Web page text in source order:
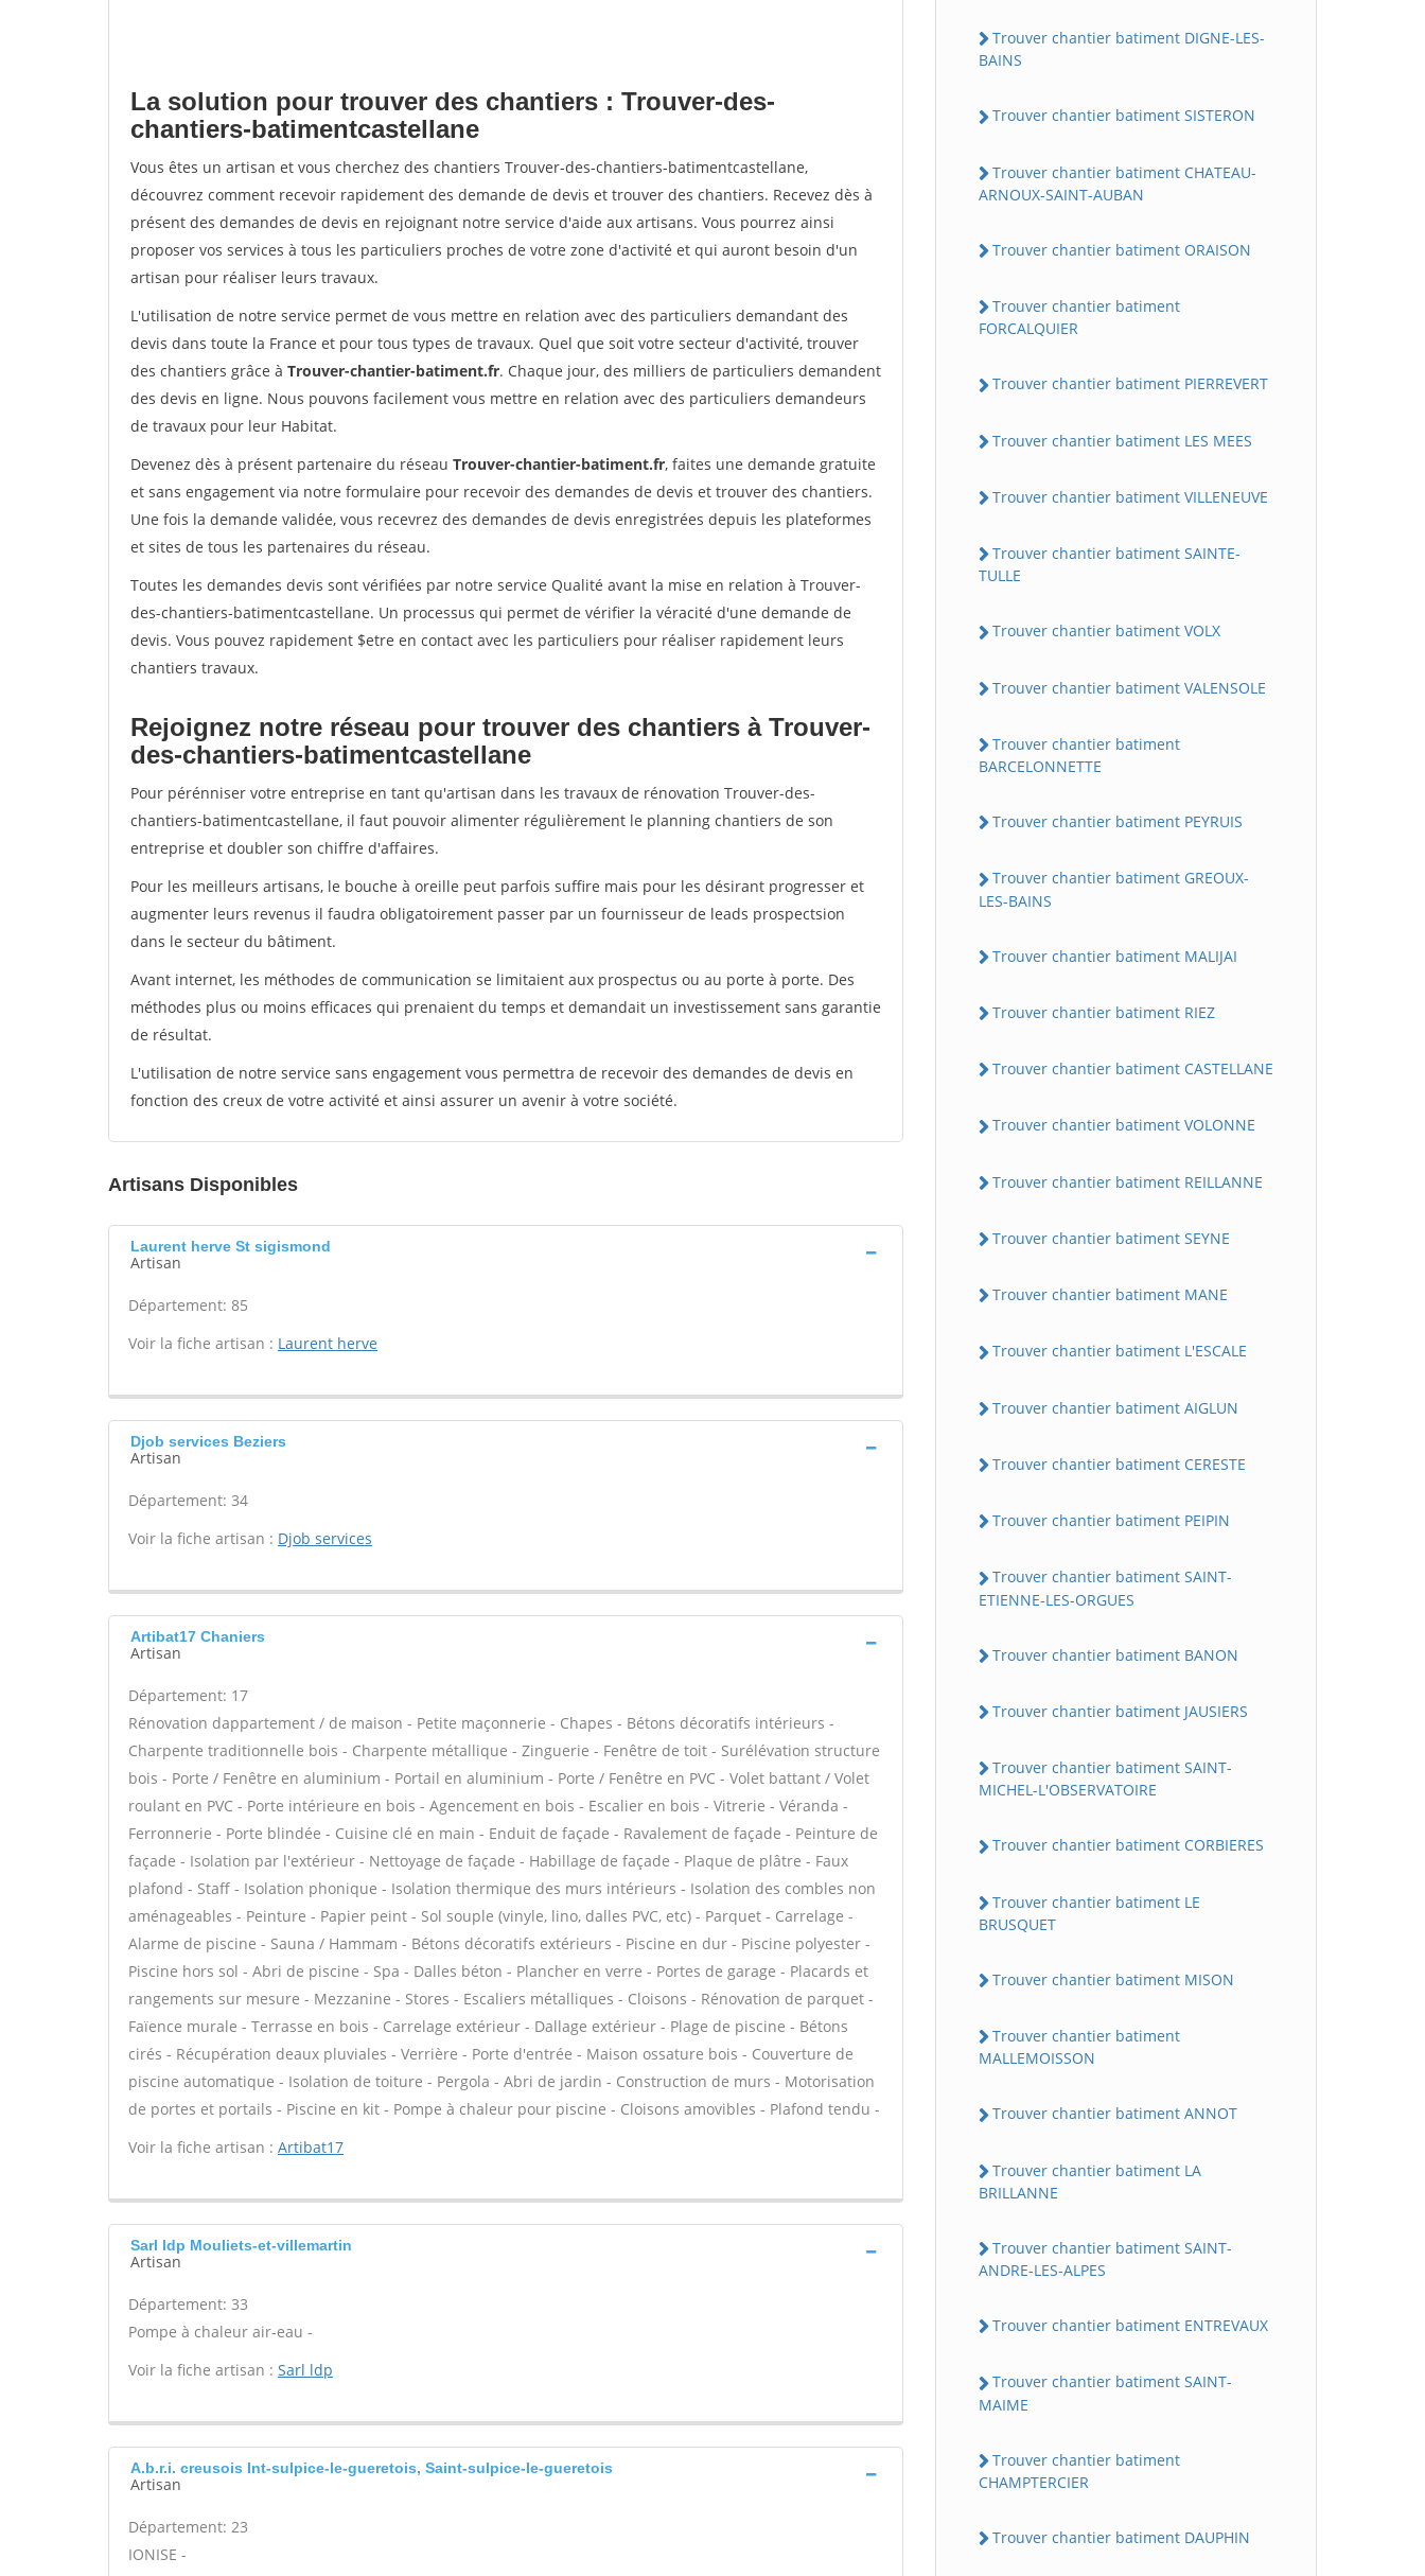
La solution pour trouver des chantiers : Trouver-des-
chantiers-batimentcastellane
Vous êtes un artisan et vous cherchez des chantiers Trouver-des-chantiers-batimentcastellane,
découvrez comment recevoir rapidement des demande de devis et trouver des chantiers. Recevez dès à
présent des demandes de devis en rejoignant notre service d'aide aux artisans. Vous pourrez ainsi
proposer vos services à tous les particuliers proches de votre zone d'activité et qui auront besoin d'un
artisan pour réaliser leurs travaux.
L'utilisation de notre service permet de vous mettre en relation avec des particuliers demandant des
devis dans toute la France et pour tous types de travaux. Quel que soit votre secteur d'activité, trouver
des chantiers grâce à Trouver-chantier-batiment.fr. Chaque jour, des milliers de particuliers demandent
des devis en ligne. Nous pouvons facilement vous mettre en relation avec des particuliers demandeurs
de travaux pour leur Habitat.
Devenez dès à présent partenaire du réseau Trouver-chantier-batiment.fr, faites une demande gratuite
et sans engagement via notre formulaire pour recevoir des demandes de devis et trouver des chantiers.
Une fois la demande validée, vous recevrez des demandes de devis enregistrées depuis les plateformes
et sites de tous les partenaires du réseau.
Toutes les demandes devis sont vérifiées par notre service Qualité avant la mise en relation à Trouver-
des-chantiers-batimentcastellane. Un processus qui permet de vérifier la véracité d'une demande de
devis. Vous pouvez rapidement $etre en contact avec les particuliers pour réaliser rapidement leurs
chantiers travaux.
Rejoignez notre réseau pour trouver des chantiers à Trouver-
des-chantiers-batimentcastellane
Pour pérénniser votre entreprise en tant qu'artisan dans les travaux de rénovation Trouver-des-
chantiers-batimentcastellane, il faut pouvoir alimenter régulièrement le planning chantiers de son
entreprise et doubler son chiffre d'affaires.
Pour les meilleurs artisans, le bouche à oreille peut parfois suffire mais pour les désirant progresser et
augmenter leurs revenus il faudra obligatoirement passer par un fournisseur de leads prospectsion
dans le secteur du bâtiment.
Avant internet, les méthodes de communication se limitaient aux prospectus ou au porte à porte. Des
méthodes plus ou moins efficaces qui prenaient du temps et demandait un investissement sans garantie
de résultat.
L'utilisation de notre service sans engagement vous permettra de recevoir des demandes de devis en
fonction des creux de votre activité et ainsi assurer un avenir à votre société.
Artisans Disponibles
Laurent herve St sigismond
Artisan
Département: 85
Voir la fiche artisan : Laurent herve
Djob services Beziers
Artisan
Département: 34
Voir la fiche artisan : Djob services
Artibat17 Chaniers
Artisan
Département: 17
Rénovation dappartement / de maison - Petite maçonnerie - Chapes - Bétons décoratifs intérieurs -
Charpente traditionnelle bois - Charpente métallique - Zinguerie - Fenêtre de toit - Surélévation structure
bois - Porte / Fenêtre en aluminium - Portail en aluminium - Porte / Fenêtre en PVC - Volet battant / Volet
roulant en PVC - Porte intérieure en bois - Agencement en bois - Escalier en bois - Vitrerie - Véranda -
Ferronnerie - Porte blindée - Cuisine clé en main - Enduit de façade - Ravalement de façade - Peinture de
façade - Isolation par l'extérieur - Nettoyage de façade - Habillage de façade - Plaque de plâtre - Faux
plafond - Staff - Isolation phonique - Isolation thermique des murs intérieurs - Isolation des combles non
aménageables - Peinture - Papier peint - Sol souple (vinyle, lino, dalles PVC, etc) - Parquet - Carrelage -
Alarme de piscine - Sauna / Hammam - Bétons décoratifs extérieurs - Piscine en dur - Piscine polyester -
Piscine hors sol - Abri de piscine - Spa - Dalles béton - Plancher en verre - Portes de garage - Placards et
rangements sur mesure - Mezzanine - Stores - Escaliers métalliques - Cloisons - Rénovation de parquet -
Faïence murale - Terrasse en bois - Carrelage extérieur - Dallage extérieur - Plage de piscine - Bétons
cirés - Récupération deaux pluviales - Verrière - Porte d'entrée - Maison ossature bois - Couverture de
piscine automatique - Isolation de toiture - Pergola - Abri de jardin - Construction de murs - Motorisation
de portes et portails - Piscine en kit - Pompe à chaleur pour piscine - Cloisons amovibles - Plafond tendu -
Voir la fiche artisan : Artibat17
Sarl ldp Mouliets-et-villemartin
Artisan
Département: 33
Pompe à chaleur air-eau -
Voir la fiche artisan : Sarl ldp
A.b.r.i. creusois Int-sulpice-le-gueretois, Saint-sulpice-le-gueretois
Artisan
Département: 23
IONISE -
Trouver chantier batiment DIGNE-LES-
BAINS
Trouver chantier batiment SISTERON
Trouver chantier batiment CHATEAU-
ARNOUX-SAINT-AUBAN
Trouver chantier batiment ORAISON
Trouver chantier batiment
FORCALQUIER
Trouver chantier batiment PIERREVERT
Trouver chantier batiment LES MEES
Trouver chantier batiment VILLENEUVE
Trouver chantier batiment SAINTE-
TULLE
Trouver chantier batiment VOLX
Trouver chantier batiment VALENSOLE
Trouver chantier batiment
BARCELONNETTE
Trouver chantier batiment PEYRUIS
Trouver chantier batiment GREOUX-
LES-BAINS
Trouver chantier batiment MALIJAI
Trouver chantier batiment RIEZ
Trouver chantier batiment CASTELLANE
Trouver chantier batiment VOLONNE
Trouver chantier batiment REILLANNE
Trouver chantier batiment SEYNE
Trouver chantier batiment MANE
Trouver chantier batiment L'ESCALE
Trouver chantier batiment AIGLUN
Trouver chantier batiment CERESTE
Trouver chantier batiment PEIPIN
Trouver chantier batiment SAINT-
ETIENNE-LES-ORGUES
Trouver chantier batiment BANON
Trouver chantier batiment JAUSIERS
Trouver chantier batiment SAINT-
MICHEL-L'OBSERVATOIRE
Trouver chantier batiment CORBIERES
Trouver chantier batiment LE
BRUSQUET
Trouver chantier batiment MISON
Trouver chantier batiment
MALLEMOISSON
Trouver chantier batiment ANNOT
Trouver chantier batiment LA
BRILLANNE
Trouver chantier batiment SAINT-
ANDRE-LES-ALPES
Trouver chantier batiment ENTREVAUX
Trouver chantier batiment SAINT-
MAIME
Trouver chantier batiment
CHAMPTERCIER
Trouver chantier batiment DAUPHIN